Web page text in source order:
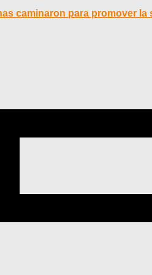
caminaron para promover la